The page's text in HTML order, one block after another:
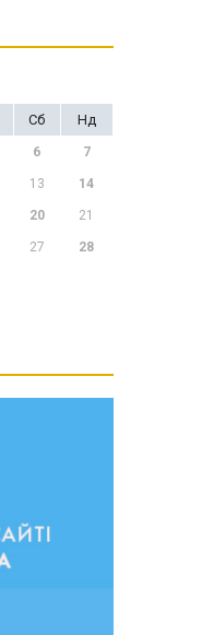
Сб Нд
6 7
13 14
20 21
27 28